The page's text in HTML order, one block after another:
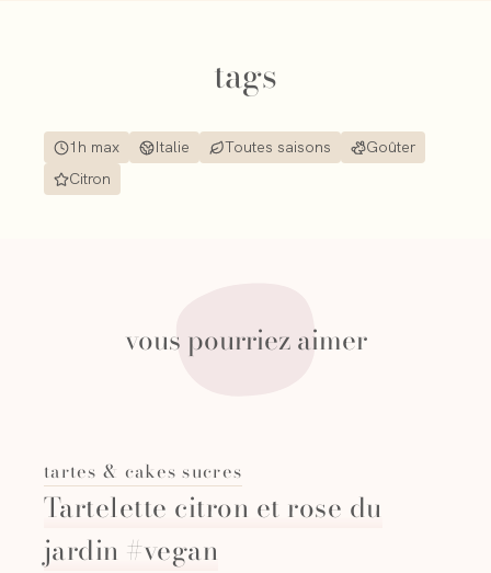
tags
1h max Italie Toutes saisons
Goûter
Citron
vous pourriez aimer
tartes & cakes sucres
Tartelette citron et rose du
jardin #vegan